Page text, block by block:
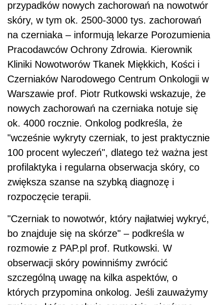
przypadków nowych zachorowań na nowotwór
skóry, w tym ok. 2500-3000 tys. zachorowań
na czerniaka – informują lekarze Porozumienia
Pracodawców Ochrony Zdrowia. Kierownik
Kliniki Nowotworów Tkanek Miękkich, Kości i
Czerniaków Narodowego Centrum Onkologii w
Warszawie prof. Piotr Rutkowski wskazuje, że
nowych zachorowań na czerniaka notuje się
ok. 4000 rocznie. Onkolog podkreśla, że
"wcześnie wykryty czerniak, to jest praktycznie
100 procent wyleczeń", dlatego też ważna jest
profilaktyka i regularna obserwacja skóry, co
zwiększa szanse na szybką diagnozę i
rozpoczęcie terapii.
"Czerniak to nowotwór, który najłatwiej wykryć,
bo znajduje się na skórze" – podkreśla w
rozmowie z PAP.pl prof. Rutkowski. W
obserwacji skóry powinniśmy zwrócić
szczególną uwagę na kilka aspektów, o
których przypomina onkolog. Jeśli zauważymy